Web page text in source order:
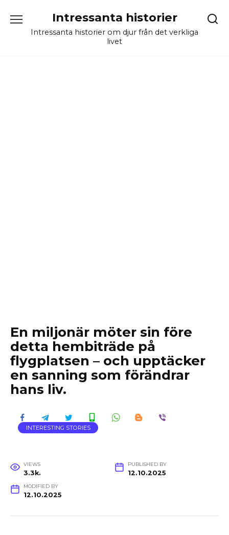
content
Intressanta historier
Intressanta historier om djur från det verkliga
livet
En miljonär möter sin före
detta hembiträde på
flygplatsen – och upptäcker
en sanning som förändrar
hans liv.
INTERESTING STORIES
VIEWS
3.3k.
PUBLISHED BY
12.10.2025
MODIFIED BY
12.10.2025